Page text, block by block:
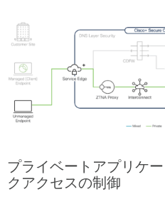
ア
ウ
ェ
プライベートアプリケ
クアクセスの制御